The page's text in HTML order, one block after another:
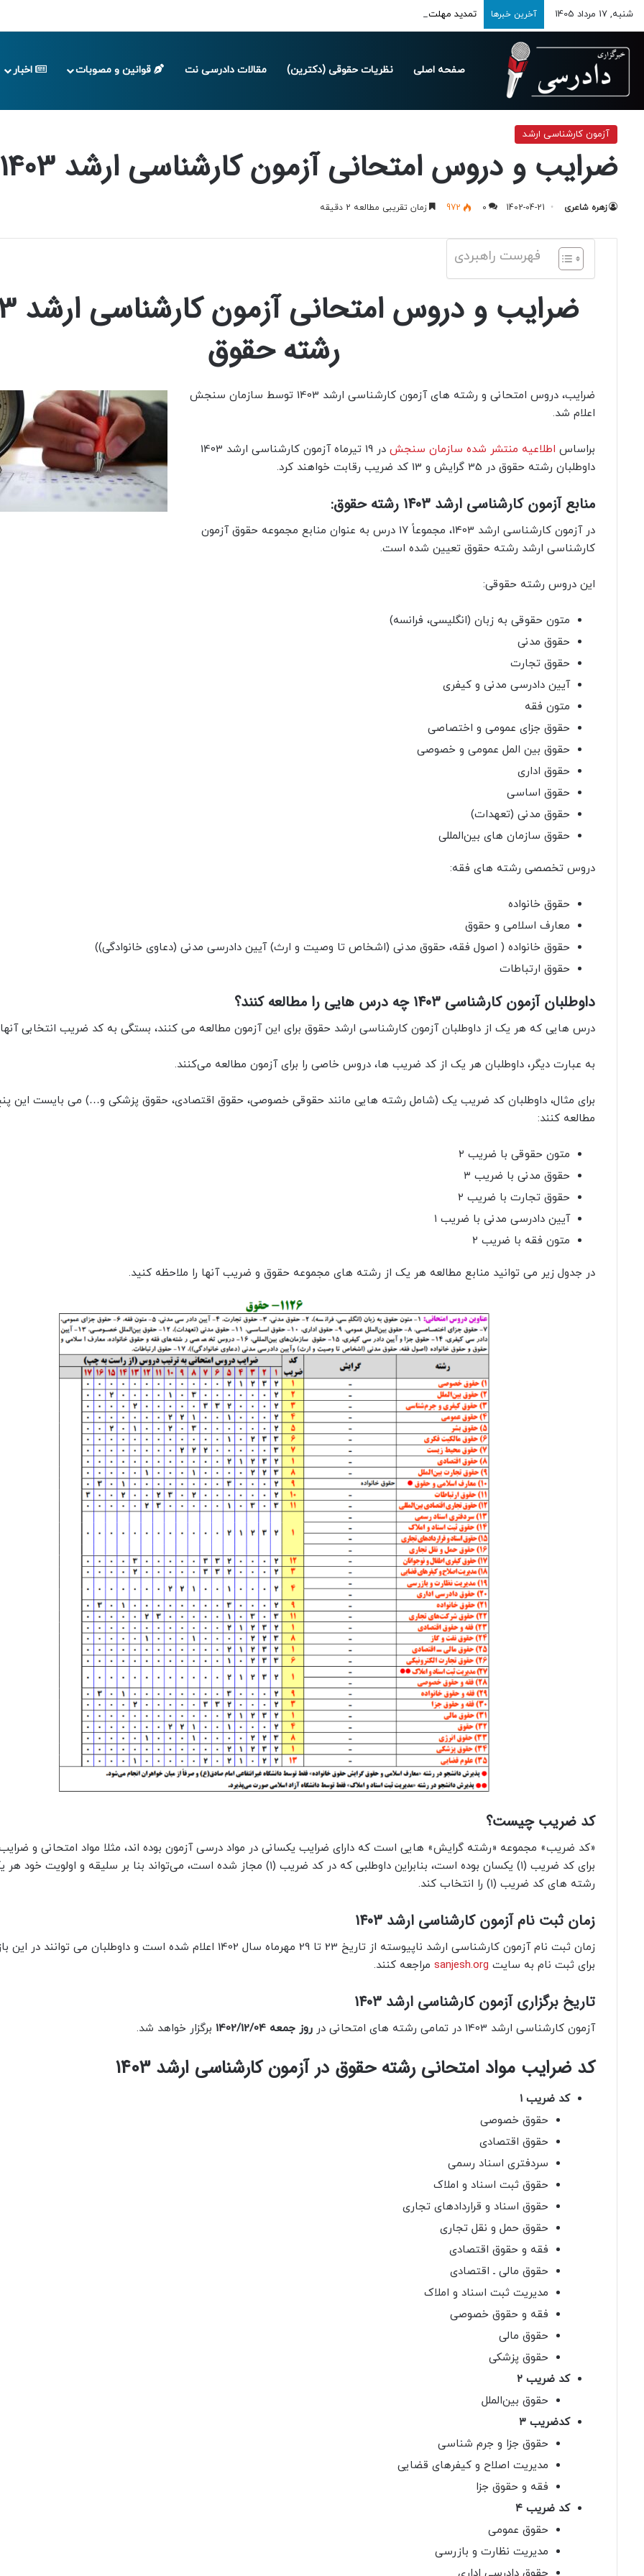
شنبه, 17 مرداد 1405 آخرین خبرها تمدید مهلت ارسال اظهارنامه‌های مالیاتی تا پایان تابستان 1405
صفحه اصلی نظریات حقوقی (دکترین) مقالات دادرسی نت قوانین و مصوبات اخبار
آزمون های حقوقی
آزمون کارشناسی ارشد
ضرایب و دروس امتحانی آزمون کارشناسی ارشد 1403 رشته حقوق
زهره شاعری 1402-04-21
0
972 زمان تقریبی مطالعه 2 دقیقه
فهرست راهبردی
ضرایب
رشته حقوق
ضرایب، دروس امتحانی و رشته های آزمون کارشناسی ارشد 1403 توسط سازمان سنجش
اعلام شد.
براساس اطلاعیه منتشر شده سازمان سنجش
در 19 تیرماه آزمون کارشناسی ارشد 1403
داوطلبان رشته حقوق در 35 گرایش و 13 کد ضریب رقابت خواهند کرد.
منابع آزمون کارشناسی ارشد 1403 رشته حقوق:
در آزمون کارشناسی ارشد 1403، مجموعاً 17 درس به عنوان منابع مجموعه حقوق آزمون
کارشناسی ارشد رشته حقوق تعیین شده است.
این دروس رشته حقوقی:
متون حقوقی به زبان (انگلیسی، فرانسه)
حقوق مدنی
حقوق تجارت
آیین دادرسی مدنی و کیفری
متون فقه
حقوق جزای عمومی و اختصاصی
حقوق بین المل عمومی و خصوصی
حقوق اداری
حقوق اساسی
حقوق مدنی (تعهدات)
حقوق سازمان های بین‌المللی
دروس تخصصی رشته های فقه:
حقوق خانواده
معارف اسلامی و حقوق
حقوق خانواده ( اصول فقه، حقوق مدنی (اشخاص تا وصیت و ارث) آیین دادرسی مدنی (دعاوی خانوادگی))
حقوق ارتباطات
داوطلبان آزمون کارشناسی 1403 چه درس هایی را مطالعه کنند؟
درس هایی که هر یک از داوطلبان آزمون کارشناسی ارشد حقوق برای این آزمون مطالعه می کنند، بستگی به کد ضریب انتخابی آنها
به عبارت دیگر، داوطلبان هر یک از کد ضریب ها، دروس خاصی را برای آزمون مطالعه می‌کنند.
برای مثال، داوطلبان کد ضریب یک (شامل رشته هایی مانند حقوقی خصوصی، حقوق اقتصادی، حقوق پزشکی و…) می بایست این
مطالعه کنند:
متون حقوقی با ضریب ۲
حقوق مدنی با ضریب ۳
حقوق تجارت با ضریب ۲
آیین دادرسی مدنی با ضریب ۱
متون فقه با ضریب ۲
در جدول زیر می توانید منابع مطالعه هر یک از رشته های مجموعه حقوق و ضریب آنها را ملاحظه کنید.
کد ضریب چیست؟
«کد ضریب» مجموعه «رشته گرایش» هایی است که دارای ضرایب یکسانی در مواد درسی آزمون بوده اند، مثلا مواد امتحانی و
برای کد ضریب (۱) یکسان بوده است، بنابراین داوطلبی که در کد ضریب (۱) مجاز شده است، می‌تواند بنا بر سلیقه و اولویت
رشته های کد ضریب (۱) را انتخاب کند.
زمان ثبت نام آزمون کارشناسی ارشد 1403
زمان ثبت نام آزمون کارشناسی ارشد ناپیوسته از تاریخ 23 تا 29 مهرماه سال 1402 اعلام شده است و داوطلبان می
برای ثبت نام به سایت sanjesh.org مراجعه کنند.
تاریخ برگزاری آزمون کارشناسی ارشد 1403
آزمون کارشناسی ارشد 1403 در تمامی رشته های امتحانی در روز جمعه 1402/12/04 برگزار خواهد شد.
کد ضرایب مواد امتحانی رشته حقوق در آزمون کارشناسی ارشد 1403
کد ضریب ۱
حقوق خصوصی
حقوق اقتصادی
سردفتری اسناد رسمی
حقوق ثبت اسناد و املاک
حقوق اسناد و قراردادهای تجاری
حقوق حمل و نقل تجاری
فقه و حقوق اقتصادی
حقوق مالی ـ اقتصادی
مدیریت ثبت اسناد و املاک
فقه و حقوق خصوصی
حقوق مالی
حقوق پزشکی
کد ضریب ۲
حقوق بین‌الملل
کدضریب ۳
حقوق جزا و جرم شناسی
مدیریت اصلاح و کیفرهای قضایی
فقه و حقوق جزا
کد ضریب ۴
حقوق عمومی
مدیریت نظارت و بازرسی